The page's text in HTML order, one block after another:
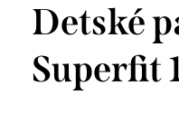
Detské
Superfit